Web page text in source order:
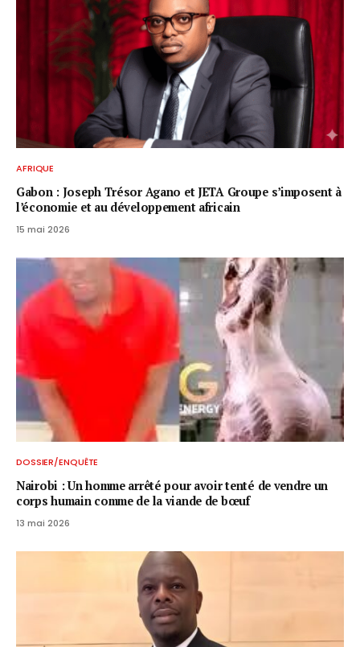
AFRIQUE
Gabon : Joseph Trésor Agano et JETA Groupe s’imposent à
l’économie et au développement africain
15 mai 2026
DOSSIER/ENQUÊTE
Nairobi : Un homme arrêté pour avoir tenté de vendre un
corps humain comme de la viande de bœuf
13 mai 2026